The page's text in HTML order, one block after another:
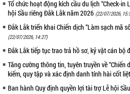
Tổ chức hoạt động kích cầu du lịch “Check-
hội Sầu riêng Đắk Lắk năm 2026 (22/07/2026,
Đắk Lắk triển khai Chiến dịch “Làm sạch mã
(22/07/2026, 14:27)
Đắk Lắk tiếp tục trao trả hồ sơ, kỷ vật cán bộ
Tăng cường thông tin, tuyên truyền về
kiếm, quy tập và xác định danh tính hài cốt
Ban hành Quy định quyền lợi tài trợ Lễ hội